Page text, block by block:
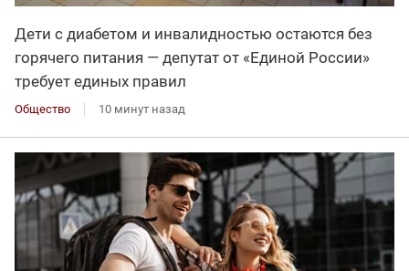
Дети с диабетом и инвалидностью остаются без
горячего питания — депутат от «Единой России»
требует единых правил
Общество 10 минут назад